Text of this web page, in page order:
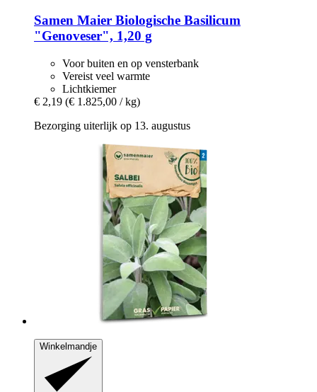
Samen Maier Biologische Basilicum
"Genoveser", 1,20 g
Voor buiten en op vensterbank
Vereist veel warmte
Lichtkiemer
€ 2,19 (€ 1.825,00 / kg)
Bezorging uiterlijk op 13. augustus
Winkelmandje